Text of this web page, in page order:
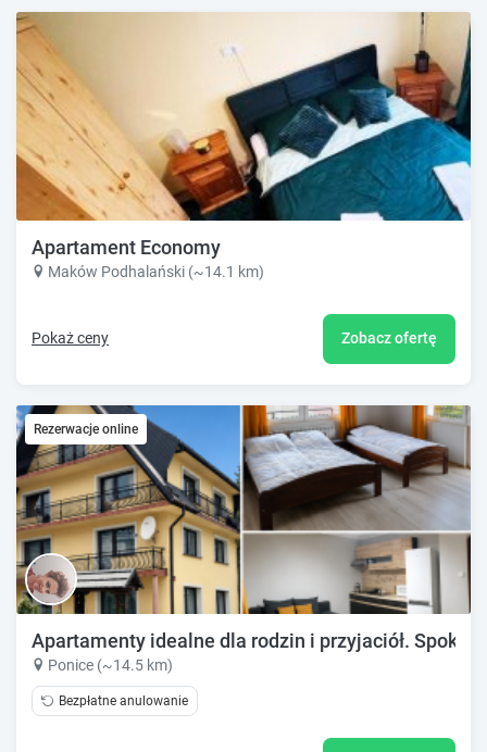
Apartament Economy
Maków Podhalański (~14.1 km)
Pokaż ceny Zobacz ofertę
Rezerwacje online
Apartamenty idealne dla rodzin i przyjaciół.
Ponice (~14.5 km)
Bezpłatne anulowanie